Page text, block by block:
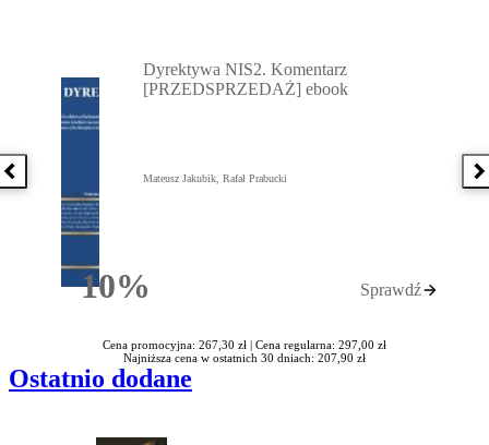
Poprzednia książka
10%Rabatu
Dyrektywa NIS2. Komentarz
[PRZEDSPRZEDAŻ] ebook
Mateusz Jakubik, Rafał Prabucki
Sprawdź
Cena promocyjna: 267,30 zł | Cena regularna: 297,00 zł
Najniższa cena w ostatnich 30 dniach: 207,90 zł
Ostatnio dodane